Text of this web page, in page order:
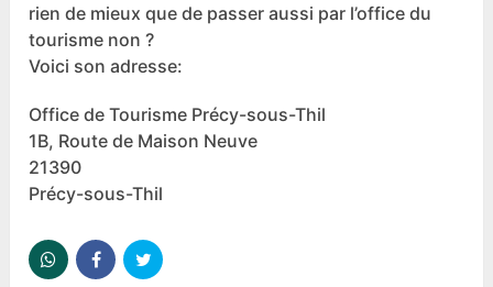
rien de mieux que de passer aussi par l’office du
tourisme non ?
Voici son adresse:
Office de Tourisme Précy-sous-Thil
1B, Route de Maison Neuve
21390
Précy-sous-Thil